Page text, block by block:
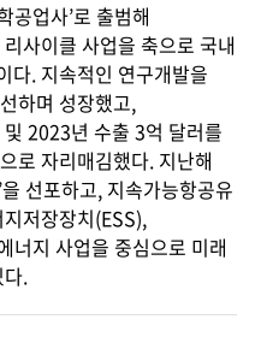
공업사’로 출범해
사이클 사업을 축으로 국내
다. 지속적인 연구개발을
하며 성장했고,
2023년 수출 3억 달러를
로 자리매김했다. 지난해
’을 선포하고, 지속가능항공유
저장장치(ESS),
너지 사업을 중심으로 미래
.